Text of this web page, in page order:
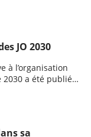
de réalisation
JO 2030
à l’organisation
a été publiée
sa